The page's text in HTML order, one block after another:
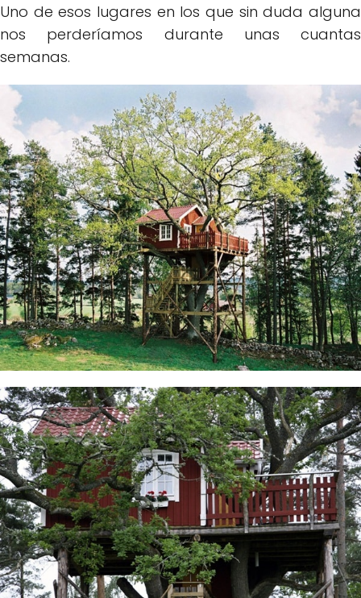
Uno de esos lugares en los que sin duda alguna
nos perderíamos durante unas cuantas
semanas.